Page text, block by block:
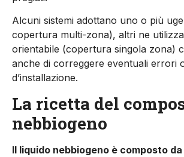
Alcuni sistemi adottano uno o più
copertura multi-zona), altri ne
orientabile (copertura singola zona)
anche di correggere eventuali errori
d’installazione.
La ricetta del
nebbiogeno
Il liquido nebbiogeno è composto